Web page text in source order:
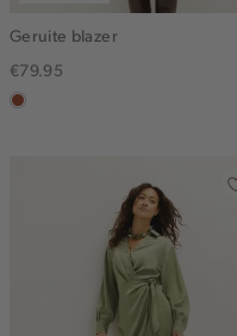
Geruite blazer
€79.95
bruin